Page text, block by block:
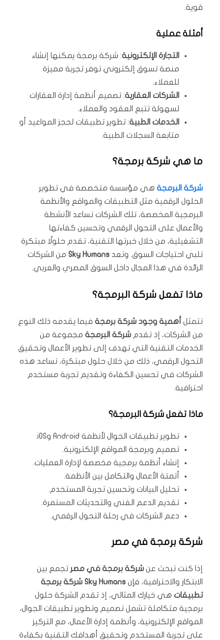
قوية.
أمثلة عملية
التجارة الإلكترونية: شركة برمجة يمكنها إنشاء
منصة تسوق إلكتروني توفر تجربة مميزة
للعملاء.
الشركات العقارية: تصميم أنظمة إدارة العقارات
لسهولة تتبع العقود والعملاء.
الخدمات الطبية: تطوير تطبيقات لحجز المواعيد أو
متابعة السجلات الطبية.
ما هي شركة برمجة؟
شركة البرمجة هي مؤسسة متخصصة في تطوير
الحلول الرقمية مثل التطبيقات والمواقع والأنظمة
البرمجية المخصصة، تلك الشركات تساعد الأنشطة
والأعمال على التحول الرقمي وتحسين كفاءتها
التشغيلية، من خلال خبرتها التقنية، تقدم حلولًا مبتكرة
تلبي احتياجات السوق. وتعد Sky Humans من الشركات
الرائدة في هذا المجال داخل السوق المصري والعربي.
ماذا تفعل شركة البرمجة؟
تتمثل أهمية وجود شركة برمجة فيما يقدمه ذلك النوع
من الشركات، إذ تقدم شركة البرمجة مجموعة من
الخدمات التقنية التي تهدف إلى تطوير الأعمال وتحقيق
التحول الرقمي، ذلك من خلال حلول مبتكرة، تساعد هذه
الشركات في تحسين الكفاءة وتقديم تجربة مستخدم
احترافية.
ماذا تفعل شركة البرمجة؟
تطوير تطبيقات الجوال لأنظمة Android وiOS.
تصميم وبرمجة المواقع الإلكترونية.
إنشاء أنظمة برمجية مخصصة لإدارة العمليات.
أتمتة الأعمال والتكامل بين الأنظمة.
تحليل البيانات وتحسين تجربة المستخدم.
تقديم الدعم الفني والتحديثات المستمرة.
دعم الشركات في رحلة التحول الرقمي.
شركة برمجة في مصر
إذا كنت تبحث عن شركة برمجة في مصر تجمع بين
الابتكار والاحترافية، فإن Sky Humans شركة برمجة
تطبيقات هي خيارك المثالي، إذ تقدم الشركة حلول
برمجية متكاملة تشمل تصميم وتطوير تطبيقات الجوال،
المواقع الإلكترونية، وأنظمة إدارة الأعمال، مع التركيز
على تجربة المستخدم وتحقيق أهدافك التقنية بكفاءة